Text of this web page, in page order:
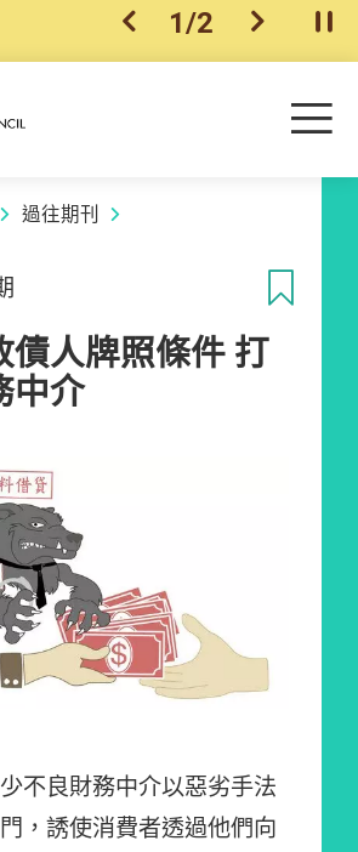
上一個
1/2 下一個開
目
過往期刊
債人牌照條件 打
中介
不良財務中介以惡劣手法
，誘使消費者透過他們向